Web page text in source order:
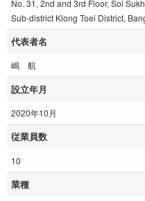
No. 31, 2nd and 3rd Floor, Soi
Sub-district Klong Toei District,
代表者名
嶋 航
設立年月
2020年10月
従業員数
10
業種